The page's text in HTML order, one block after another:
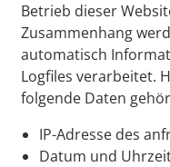
Betrieb dieser
Zusammenhang
automatisch
Logfiles verarbeitet.
folgende Daten
IP-Adresse des
Datum und